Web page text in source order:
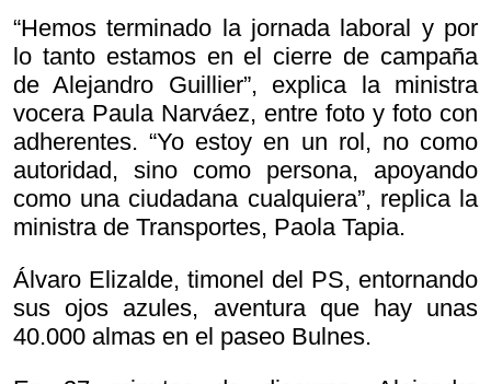
“Hemos terminado la jornada laboral y por
lo tanto estamos en el cierre de campaña
de Alejandro Guillier”, explica la ministra
vocera Paula Narváez, entre foto y foto con
adherentes. “Yo estoy en un rol, no como
autoridad, sino como persona, apoyando
como una ciudadana cualquiera”, replica la
ministra de Transportes, Paola Tapia.
Álvaro Elizalde, timonel del PS, entornando
sus ojos azules, aventura que hay unas
40.000 almas en el paseo Bulnes.